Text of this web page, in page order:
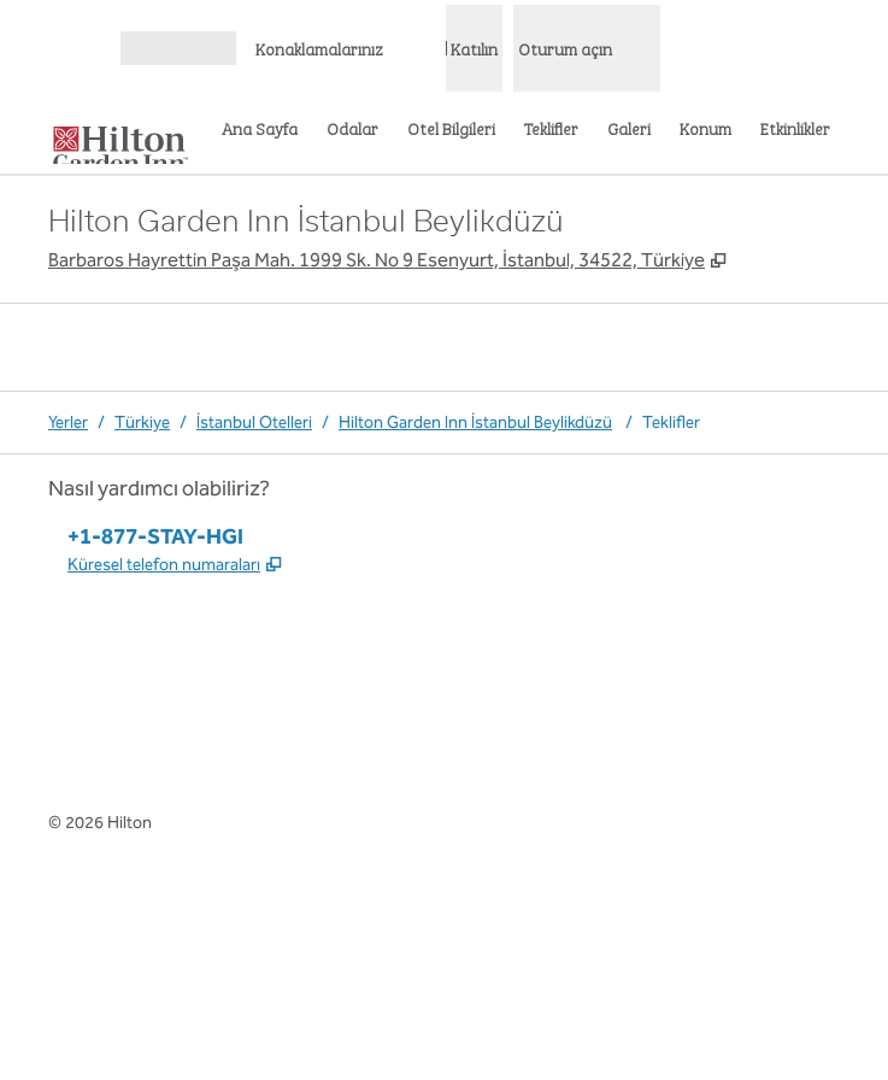
Konaklamalarınız Katılın Oturum açın
Ana Sayfa Odalar Otel Bilgileri Teklifler Galeri Konum Etkinlikler
Hilton Garden Inn İstanbul Beylikdüzü
Barbaros Hayrettin Paşa Mah. 1999 Sk. No 9 Esenyurt, İstanbul, 34522, Türkiye ,
Yerler / Türkiye / İstanbul Otelleri / Hilton Garden Inn İstanbul Beylikdüzü / Teklifler
Nasıl yardımcı olabiliriz?
Telefon:
+1-877-STAY-HGI
Küresel telefon numaraları ,
© 2026 Hilton